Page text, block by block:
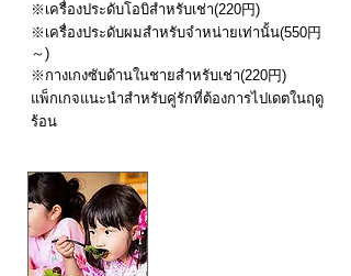
※เครื่องประดับโอบิสำหรับเช่า(220円)
※เครื่องประดับผมสำหรับจำหน่ายเท่านั้น(550円
～)
※กางเกงซับด้านในชายสำหรับเช่า(220円)
แพ็กเกจแนะนำสำหรับคู่รักที่ต้องการไปเดตในฤดู
ร้อน